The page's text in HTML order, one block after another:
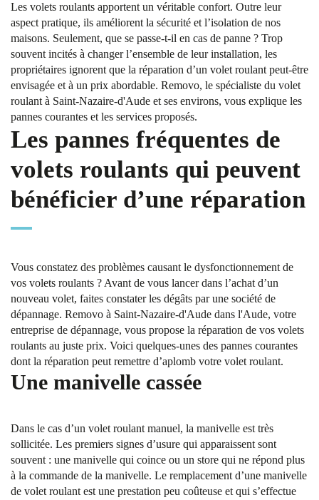
Les volets roulants apportent un véritable confort. Outre leur
aspect pratique, ils améliorent la sécurité et l’isolation de nos
maisons. Seulement, que se passe-t-il en cas de panne ? Trop
souvent incités à changer l’ensemble de leur installation, les
propriétaires ignorent que la réparation d’un volet roulant peut-être
envisagée et à un prix abordable. Removo, le spécialiste du volet
roulant à Saint-Nazaire-d'Aude et ses environs, vous explique les
pannes courantes et les services proposés.
Les pannes fréquentes de
volets roulants qui peuvent
bénéficier d’une réparation
Vous constatez des problèmes causant le dysfonctionnement de
vos volets roulants ? Avant de vous lancer dans l’achat d’un
nouveau volet, faites constater les dégâts par une société de
dépannage. Removo à Saint-Nazaire-d'Aude dans l'Aude, votre
entreprise de dépannage, vous propose la réparation de vos volets
roulants au juste prix. Voici quelques-unes des pannes courantes
dont la réparation peut remettre d’aplomb votre volet roulant.
Une manivelle cassée
Dans le cas d’un volet roulant manuel, la manivelle est très
sollicitée. Les premiers signes d’usure qui apparaissent sont
souvent : une manivelle qui coince ou un store qui ne répond plus
à la commande de la manivelle. Le remplacement d’une manivelle
de volet roulant est une prestation peu coûteuse et qui s’effectue